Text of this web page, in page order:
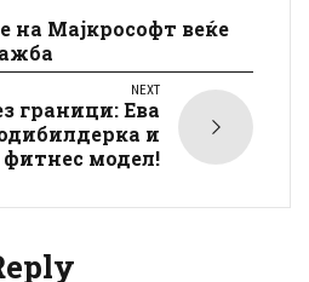
на Мајкрософт веќе
NEXT
граници: Ева
и
фитнес модел!